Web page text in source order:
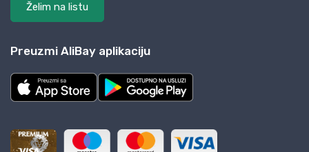
Želim na listu
Preuzmi AliBay aplikaciju